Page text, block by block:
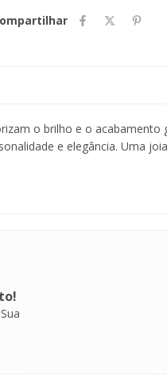
o brilho e o acabamento
e elegância. Uma